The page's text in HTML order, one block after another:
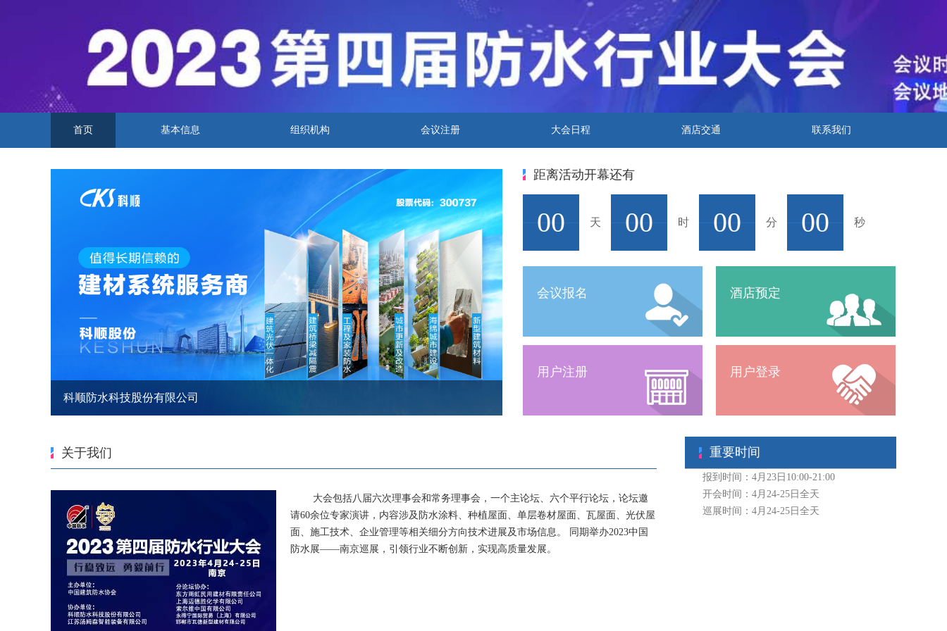
首页 基本信息 组织机构 会议注册 大会日程 酒店交通 联系我们
科顺防水科技股份有限公司
距离活动开幕还有
00 天 00 时 00 分 00 秒
会议报名 酒店预定
用户注册 用户登录
关于我们
大会包括八届六次理事会和常务理事会，一个主论坛、六个平行论坛，论坛邀
请60余位专家演讲，内容涉及防水涂料、种植屋面、单层卷材屋面、瓦屋面、光伏屋
面、施工技术、企业管理等相关细分方向技术进展及市场信息。 同期举办2023中国
防水展——南京巡展，引领行业不断创新，实现高质量发展。
重要时间
报到时间：4月23日10:00-21:00
开会时间：4月24-25日全天
巡展时间：4月24-25日全天